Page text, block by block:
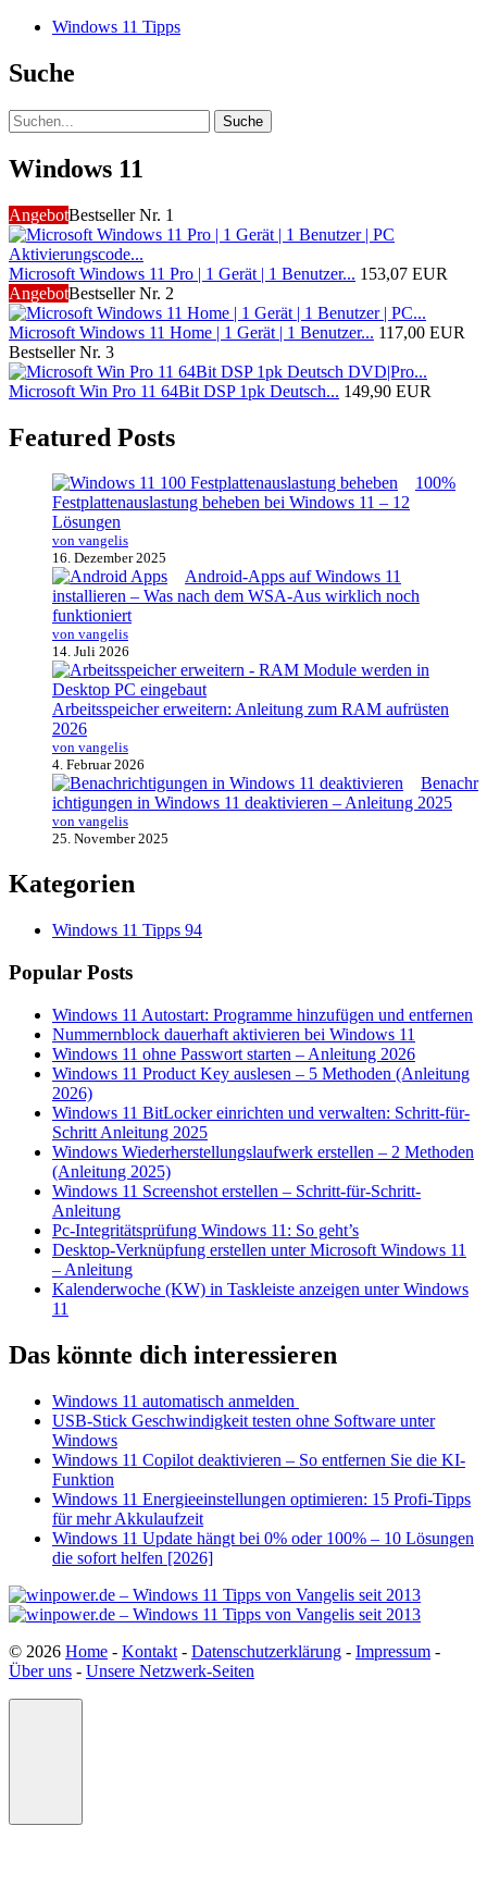
Windows 11 Tipps
Suche
Suche
Windows 11
AngebotBestseller Nr. 1
Microsoft Windows 11 Pro | 1 Gerät | 1 Benutzer... 153,07 EUR
AngebotBestseller Nr. 2
Microsoft Windows 11 Home | 1 Gerät | 1 Benutzer... 117,00 EUR
Bestseller Nr. 3
Microsoft Win Pro 11 64Bit DSP 1pk Deutsch... 149,90 EUR
Featured Posts
100%
Festplattenauslastung beheben bei Windows 11 – 12
Lösungen
von vangelis
16. Dezember 2025
Android-Apps auf Windows 11
installieren – Was nach dem WSA-Aus wirklich noch
funktioniert
von vangelis
14. Juli 2026
Arbeitsspeicher erweitern: Anleitung zum RAM aufrüsten
2026
von vangelis
4. Februar 2026
Benachr
ichtigungen in Windows 11 deaktivieren – Anleitung 2025
von vangelis
25. November 2025
Kategorien
Windows 11 Tipps 94
Popular Posts
Windows 11 Autostart: Programme hinzufügen und entfernen
Nummernblock dauerhaft aktivieren bei Windows 11
Windows 11 ohne Passwort starten – Anleitung 2026
Windows 11 Product Key auslesen – 5 Methoden (Anleitung
2026)
Windows 11 BitLocker einrichten und verwalten: Schritt-für-
Schritt Anleitung 2025
Windows Wiederherstellungslaufwerk erstellen – 2 Methoden
(Anleitung 2025)
Windows 11 Screenshot erstellen – Schritt-für-Schritt-
Anleitung
Pc-Integritätsprüfung Windows 11: So geht’s
Desktop-Verknüpfung erstellen unter Microsoft Windows 11
– Anleitung
Kalenderwoche (KW) in Taskleiste anzeigen unter Windows
11
Das könnte dich interessieren
Windows 11 automatisch anmelden
USB-Stick Geschwindigkeit testen ohne Software unter
Windows
Windows 11 Copilot deaktivieren – So entfernen Sie die KI-
Funktion
Windows 11 Energieeinstellungen optimieren: 15 Profi-Tipps
für mehr Akkulaufzeit
Windows 11 Update hängt bei 0% oder 100% – 10 Lösungen
die sofort helfen [2026]
© 2026 Home - Kontakt - Datenschutzerklärung - Impressum -
Über uns - Unsere Netzwerk-Seiten